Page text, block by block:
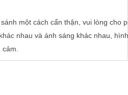
một cách cẩn thận, vui lòng cho
nhau và ánh sáng khác nhau,